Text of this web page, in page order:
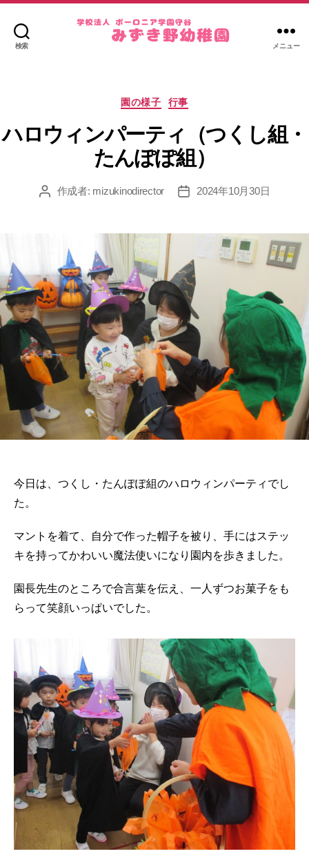
検索
野
稚
園
メニュー
カ
テ
ゴ
リ
ー
園の様子 行事
ハロウィンパーティ（つくし組・
たんぽぽ組）
投 作成者: mizukinodirector
投
2024年10月30日
今日は、つくし・たんぽぽ組のハロウィンパーティでし
た。
マントを着て、自分で作った帽子を被り、手にはステッ
キを持ってかわいい魔法使いになり園内を歩きました。
園長先生のところで合言葉を伝え、一人ずつお菓子をも
らって笑顔いっぱいでした。